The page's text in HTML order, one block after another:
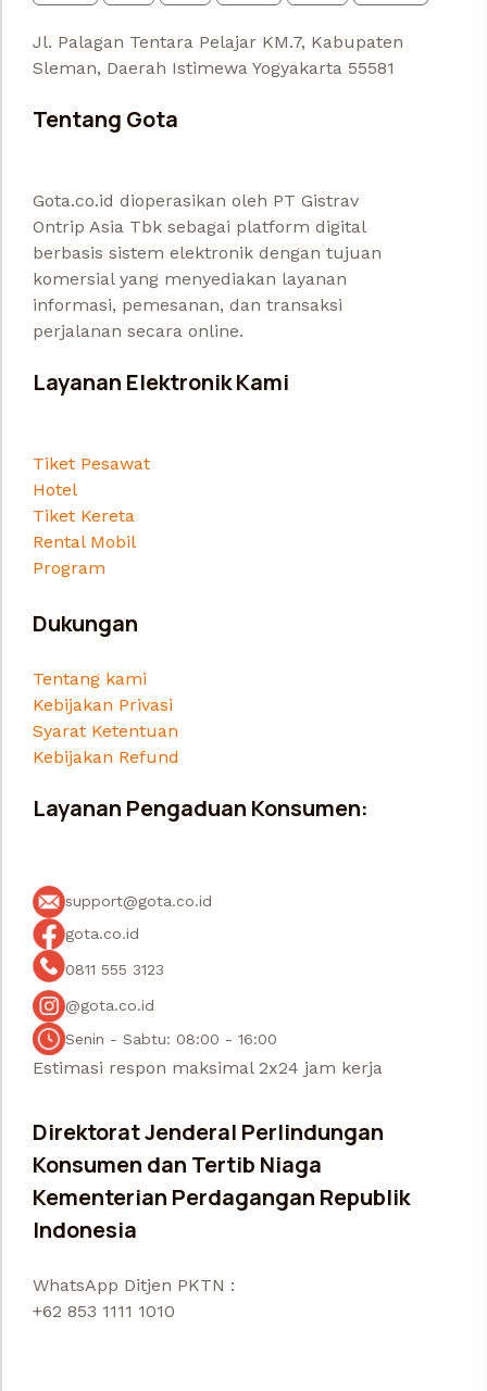
Jl. Palagan Tentara Pelajar KM.7, Kabupaten
Sleman, Daerah Istimewa Yogyakarta 55581
Tentang Gota
Gota.co.id dioperasikan oleh PT Gistrav
Ontrip Asia Tbk sebagai platform digital
berbasis sistem elektronik dengan tujuan
komersial yang menyediakan layanan
informasi, pemesanan, dan transaksi
perjalanan secara online.
Layanan Elektronik Kami
Tiket Pesawat
Hotel
Tiket Kereta
Rental Mobil
Program
Dukungan
Tentang kami
Kebijakan Privasi
Syarat Ketentuan
Kebijakan Refund
Layanan Pengaduan Konsumen:
support@gota.co.id
gota.co.id
0811 555 3123
@gota.co.id
Senin - Sabtu: 08:00 - 16:00
Estimasi respon maksimal 2x24 jam kerja
Direktorat Jenderal Perlindungan
Konsumen dan Tertib Niaga
Kementerian Perdagangan Republik
Indonesia
WhatsApp Ditjen PKTN :
+62 853 1111 1010